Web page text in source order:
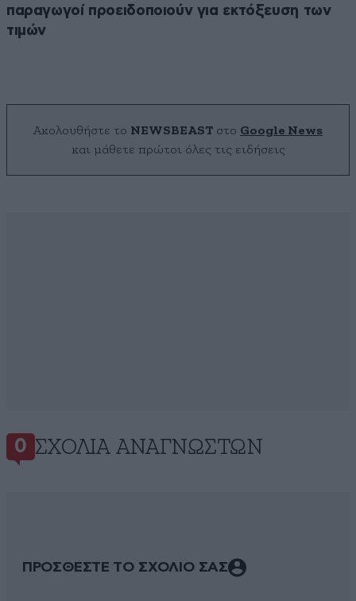
παραγωγοί προειδοποιούν για εκτόξευση των
τιμών
Ακολουθήστε το NEWSBEAST στο Google News
και μάθετε πρώτοι όλες τις ειδήσεις
0 ΣΧΌΛΙΑ ΑΝΑΓΝΩΣΤΏΝ
ΠΡΟΣΘΕΣΤΕ ΤΟ ΣΧΟΛΙΟ ΣΑΣ